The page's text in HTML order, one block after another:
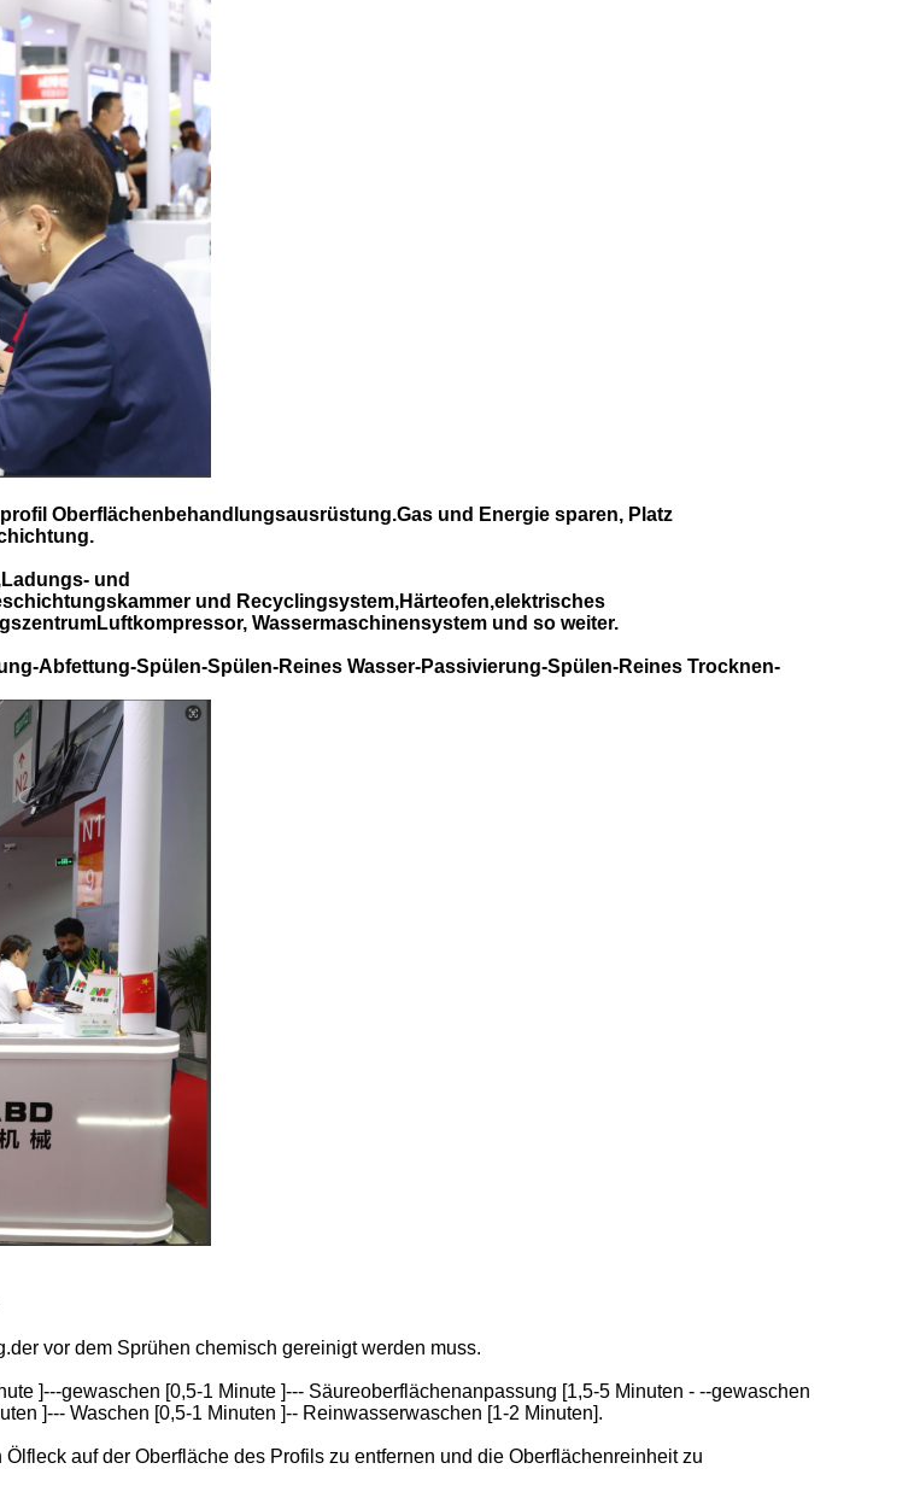
Oberflächenbehandlungsausrüstung.Gas und Energie sparen, Platz
und
und Recyclingsystem,Härteofen,elektrisches
Wassermaschinensystem und so weiter.
Abfettung-Spülen-Spülen-Reines Wasser-Passivierung-Spülen-Reines Trocknen-
vor dem Sprühen chemisch gereinigt werden muss.
]---gewaschen [0,5-1 Minute ]--- Säureoberflächenanpassung [1,5-5 Minuten - --gewaschen
]--- Waschen [0,5-1 Minuten ]-- Reinwasserwaschen [1-2 Minuten].
auf der Oberfläche des Profils zu entfernen und die Oberflächenreinheit zu